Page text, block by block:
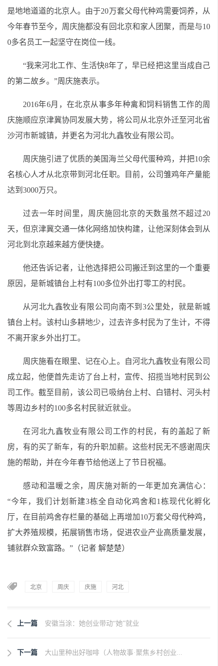
是地地道道的北京人。由于20万套父母代种鸡需要饲养，从
今年春节至今，周庆施都没有回北京和家人团聚，而是与10
0多名员工一起坚守在岗位一线。
“我来河北工作、生活快8年了，早已经把这里当成自己
的第二故乡。”周庆施表示。
2016年6月，在北京从事多年种禽和饲料销售工作的周
庆施顺应京津冀协同发展大势，将公司从北京外迁至河北省
沙河市新城镇，并更名为河北九鑫牧业有限公司。
周庆施引进了优质的美国海兰父母代蛋种鸡，并把10余
名核心人才从北京带到河北任职。目前，公司雏鸡年产量能
达到3000万只。
过去一年时间里，周庆施回北京的天数虽然不超过20
天，但京津冀交通一体化网络加快构建，让他深刻体会到从
河北到北京越来越方便快捷。
他还告诉记者，让他选择把公司搬迁到这里的一个重要
原因，是新城镇台上村有100多位外出打零工的村民。
从河北九鑫牧业有限公司向南不到3公里处，就是新城
镇台上村。该村山多耕地少，过去许多村民为了生计，不得
不离开家乡外出打工。
周庆施看在眼里、记在心上。自河北九鑫牧业有限公司
成立起，他便首先走访了台上村，宣传、招揽当地村民到公
司工作。截至目前，该公司已吸纳台上村、白错村、河头村
等周边乡村的100多名村民就近就业。
在河北九鑫牧业有限公司工作的村民，有的盖起了新
房，有的买了新车，有的升职加薪。这些村民无不感谢周庆
施的帮助，并在今年春节给他送上了节日祝福。
感动和温暖之余，周庆施对新的一年更加充满信心：
“今年，我们计划新建3栋全自动化鸡舍和1栋现代化孵化
厅，在目前鸡舍存栏量的基础上再增加10万套父母代种鸡，
扩大养殖规模，拓展销售市场，促进农业产业高质量发展，
铺就群众致富路。”（记者 解楚楚）
北京 周庆 庆施 河北
上一篇 安徽当涂：她创业带动“她”就业
下一篇 大山里种出好咖啡（人物故事·聚焦乡村创业...